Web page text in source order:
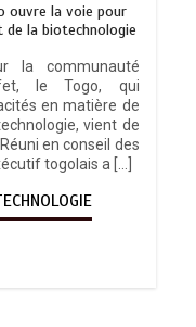
ouvre la voie pour
de la biotechnologie
la communauté
le Togo, qui
en matière de
vient de
en conseil des
togolais a […]